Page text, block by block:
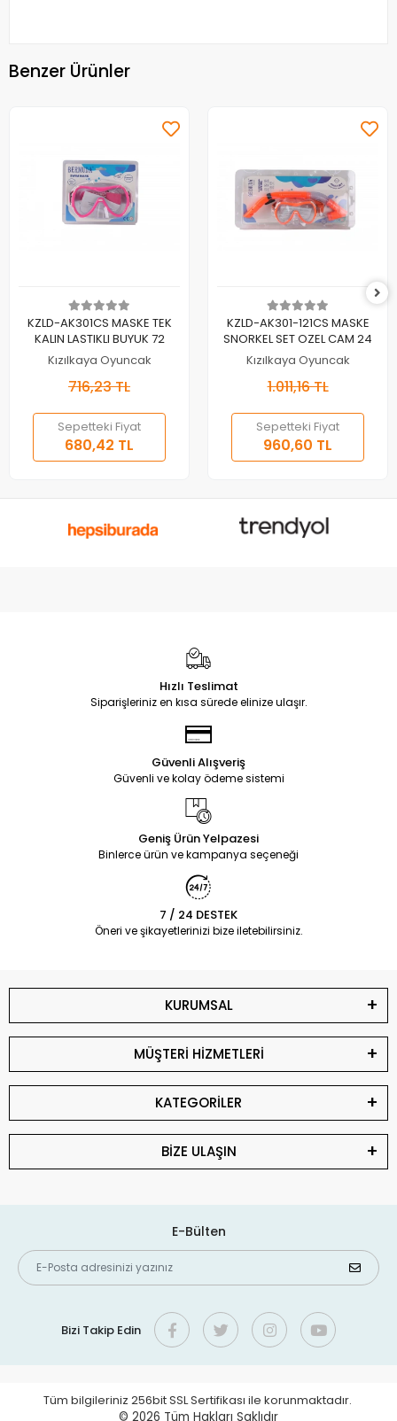
Benzer Ürünler
Sepete Ekle
KZLD-AK301CS MASKE TEK
KALIN LASTIKLI BUYUK 72
Kızılkaya Oyuncak
716,23 TL
Sepetteki Fiyat
680,42 TL
Sepete Ekle
KZLD-AK301-121CS MASKE
SNORKEL SET OZEL CAM 24
Kızılkaya Oyuncak
1.011,16 TL
Sepetteki Fiyat
960,60 TL
Hızlı Teslimat
Siparişleriniz en kısa sürede elinize ulaşır.
Güvenli Alışveriş
Güvenli ve kolay ödeme sistemi
Geniş Ürün Yelpazesi
Binlerce ürün ve kampanya seçeneği
7 / 24 DESTEK
Öneri ve şikayetlerinizi bize iletebilirsiniz.
KURUMSAL
MÜŞTERİ HİZMETLERİ
KATEGORİLER
BİZE ULAŞIN
E-Bülten
Bizi Takip Edin
Tüm bilgileriniz 256bit SSL Sertifikası ile korunmaktadır.
© 2026 Tüm Hakları Saklıdır